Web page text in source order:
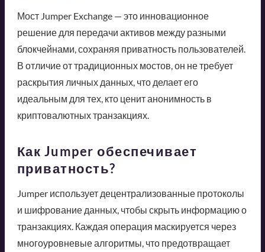
Мост Jumper Exchange — это инновационное
решение для передачи активов между разными
блокчейнами, сохраняя приватность пользователей.
В отличие от традиционных мостов, он не требует
раскрытия личных данных, что делает его
идеальным для тех, кто ценит анонимность в
криптовалютных транзакциях.
Как Jumper обеспечивает
приватность?
Jumper использует децентрализованные протоколы
и шифрование данных, чтобы скрыть информацию о
транзакциях. Каждая операция маскируется через
многоуровневые алгоритмы, что предотвращает